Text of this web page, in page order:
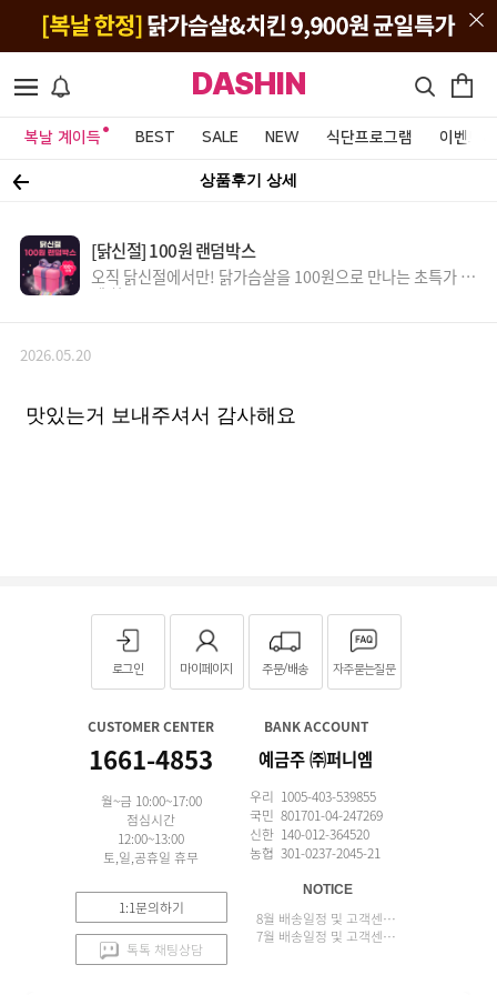
DASHIN
복날 계이득 BEST SALE NEW 식단프로그램 이벤트&
상품후기 상세
[닭신절] 100원 랜덤박스
오직 닭신절에서만! 닭가슴살을 100원으로 만나는 초특가 득
템 찬스!
2026.05.20
맛있는거 보내주셔서 감사해요
로그인 마이페이지 주문/배송 자주묻는질문
CUSTOMER CENTER
1661-4853
월~금 10:00~17:00
점심시간
12:00~13:00
토,일,공휴일 휴무
1:1문의하기
톡톡 채팅상담
BANK ACCOUNT
예금주 ㈜퍼니엠
우리 1005-403-539855
국민 801701-04-247269
신한 140-012-364520
농협 301-0237-2045-21
NOTICE
8월 배송일정 및 고객센터 업무 안내
7월 배송일정 및 고객센터 업무 안내